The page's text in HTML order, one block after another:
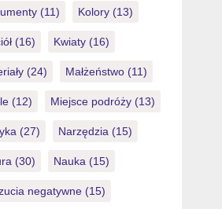
(11) Kolory(13)
(16) Kwiaty(16)
(24) Małżeństwo(11)
(12) Miejsce podróży(13)
(27) Narzędzia(15)
(30) Nauka(15)
negatywne(15)